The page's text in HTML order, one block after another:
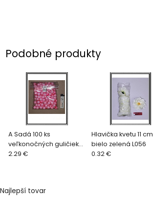
Podobné produkty
A Sadá 100 ks
veľkonočných guličiek
ružové K 337590
2.29 €
Hlavička kvetu 11 cm
bielo zelená L056
0.32 €
Najlepší tovar